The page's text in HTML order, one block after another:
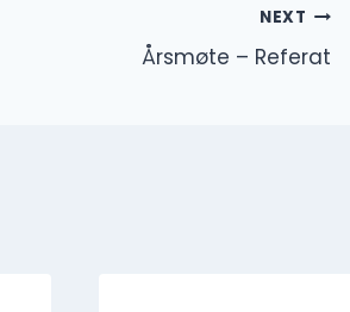
NEXT
Årsmøte – Referat